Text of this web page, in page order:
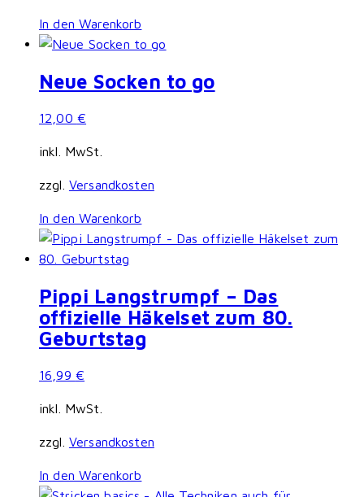
In den Warenkorb
Neue Socken to go
12,00 €
inkl. MwSt.
zzgl. Versandkosten
In den Warenkorb
Pippi Langstrumpf – Das
offizielle Häkelset zum 80.
Geburtstag
16,99 €
inkl. MwSt.
zzgl. Versandkosten
In den Warenkorb